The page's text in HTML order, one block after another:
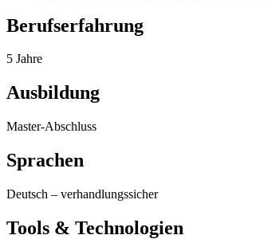
Berufserfahrung
5 Jahre
Ausbildung
Master-Abschluss
Sprachen
Deutsch – verhandlungssicher
Tools & Technologien